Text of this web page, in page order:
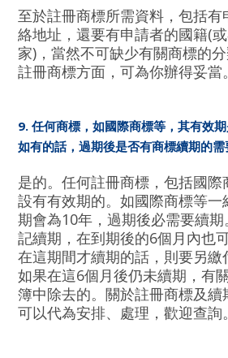
至於註冊商標所需資料，包括
絡地址，還要有申請者的國籍(
家)，當然不可缺少有關商標的
註冊商標方面，可為你辦得妥當。
9. 任何商標，如國際商標等，其有效
如有的話，過期後是否有商標續期的需
是的。任何註冊商標，包括國
設有有效期的。如國際商標等一
期會為10年，過期後必需要續
記續期，在到期後的6個月內也
在這期間才續期的話，則要另繳
如果在這6個月後仍未續期，有
簿中除去的。關於註冊商標及
可以代為安排、處理，歡迎查詢。